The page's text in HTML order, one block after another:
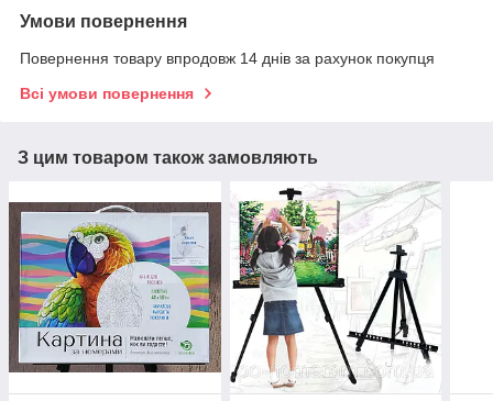
Умови повернення
Повернення товару впродовж 14 днів за рахунок покупця
Всі умови повернення
З цим товаром також замовляють